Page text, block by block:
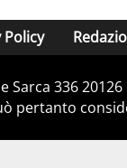
Policy
336
pertanto